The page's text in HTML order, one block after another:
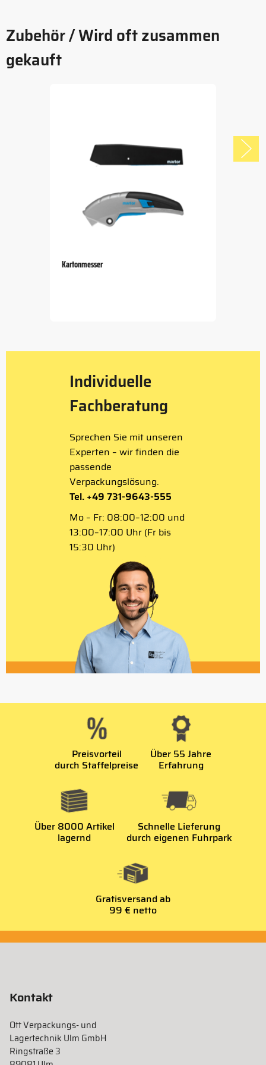
Zubehör / Wird oft zusammen
gekauft
Kartonmesser
Individuelle
Fachberatung
Sprechen Sie mit unseren
Experten – wir finden die
passende
Verpackungslösung.
Tel. +49 731-9643-555
Mo – Fr: 08:00–12:00 und
13:00–17:00 Uhr (Fr bis
15:30 Uhr)
Preisvorteil
durch Staffelpreise
Über 55 Jahre
Erfahrung
Über 8000 Artikel
lagernd
Schnelle Lieferung
durch eigenen Fuhrpark
Gratisversand ab
99 € netto
Kontakt
Ott Verpackungs- und
Lagertechnik Ulm GmbH
Ringstraße 3